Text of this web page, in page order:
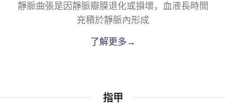
靜脈曲張是因靜脈瓣膜退化或損壞，血液長時間
充積於靜脈內形成
了解更多→
指甲